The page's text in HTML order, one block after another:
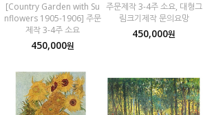
유화 모사화
[Country Garden with Su
nflowers 1905-1906] 주문
제작 3-4주 소요
450,000원
그림 100% 수작업 캔버스유
화 모사화
주문제작 3-4주 소요, 대형그
림크기제작 문의요망
450,000원